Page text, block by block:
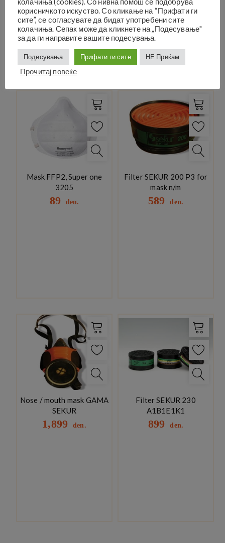
Related products
Mask FFP2, Super one
3205
89 den.
Filter SEKUR 200 Р3 for
mask n/m
589 den.
Nose / mouth mask GAMA
SEKUR
1,899 den.
Filter SEKUR 230
A1B1E1K1
899 den.
колачиња (cookies). Со нивна помош се подобрува
корисничкото искуство. Со кликање на “Прифати ги
сите”, се согласувате да бидат употребени сите
колачиња. Сепак може да кликнете на „Подесување"
за да ги направите вашите подесувања.
Подесувања Прифати ги сите НЕ Приќам
Прочитај повеќе